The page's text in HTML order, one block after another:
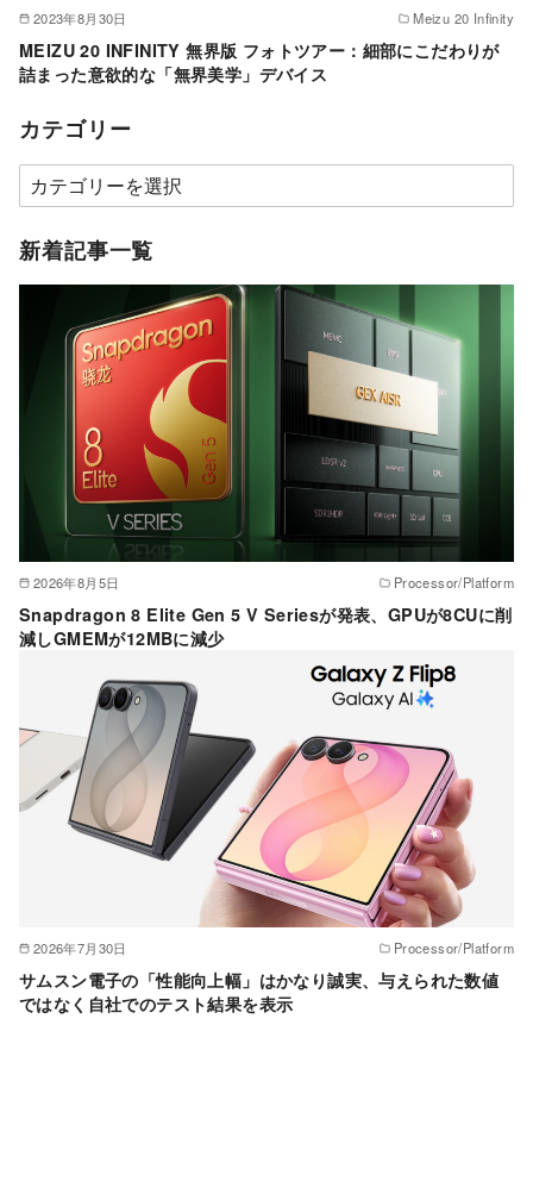
2023年8月30日 Meizu 20 Infinity
MEIZU 20 INFINITY 無界版 フォトツアー：細部にこだわりが
詰まった意欲的な「無界美学」デバイス
カテゴリー
カ
テ
ゴ
新着記事一覧
2026年8月5日 Processor/Platform
Snapdragon 8 Elite Gen 5 V Seriesが発表、GPUが8CUに削
減しGMEMが12MBに減少
2026年7月30日 Processor/Platform
サムスン電子の「性能向上幅」はかなり誠実、与えられた数値
ではなく自社でのテスト結果を表示